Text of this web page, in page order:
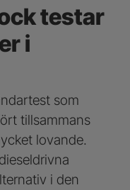
testar
i
som
tillsammans
lovande.
i den